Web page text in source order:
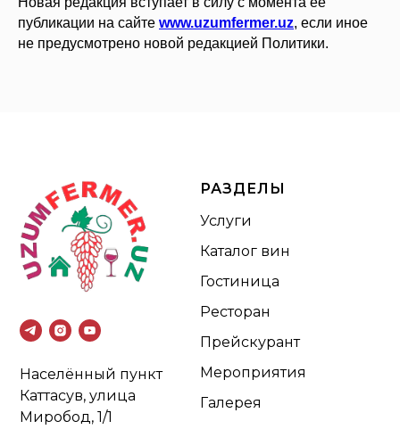
публикации на сайте www.uzumfermer.uz, если иное
не предусмотрено новой редакцией Политики.
Населённый пункт
Каттасув, улица
Миробод, 1/1
РАЗДЕЛЫ
Услуги
Каталог вин
Гостиница
Ресторан
Прейскурант
Мероприятия
Галерея